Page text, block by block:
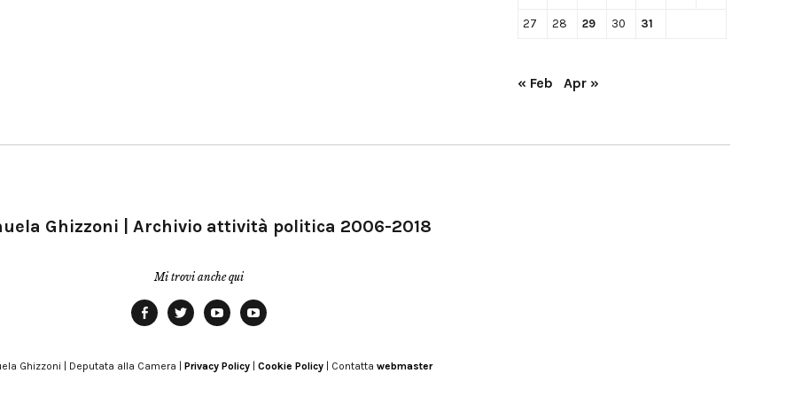
27 28 29 30 31
« Feb Apr »
Ghizzoni | Archivio attività politica 2006-2018
Mi trovi anche qui
Modena
Ghizzoni | Deputata alla Camera | Privacy Policy Cookie Policy | Contatta webmaster